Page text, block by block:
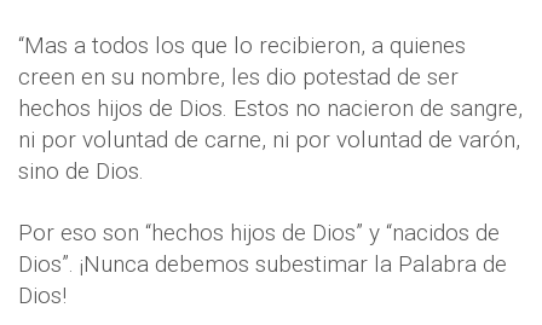
“Mas a todos los que lo recibieron, a quienes
creen en su nombre, les dio potestad de ser
hechos hijos de Dios. Estos no nacieron de sangre,
ni por voluntad de carne, ni por voluntad de varón,
sino de Dios.
Por eso son “hechos hijos de Dios” y “nacidos de
Dios”. ¡Nunca debemos subestimar la Palabra de
Dios!